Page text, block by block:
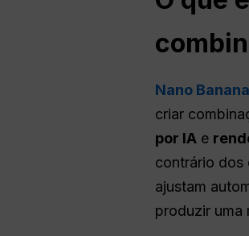
Nano
criar
por IA e
contrário dos
ajustam
produzir uma